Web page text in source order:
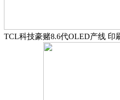
TCL科技豪赌8.6代OLED产线 印